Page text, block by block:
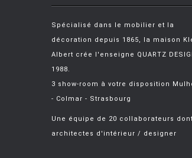
Spécialisé dans le mobilier et la
décoration depuis 1865, la maison
Albert crée l'enseigne QUARTZ
1988.
3 show-room à votre disposition
- Colmar - Strasbourg
Une équipe de 20 collaborateurs
architectes d'intérieur / designer